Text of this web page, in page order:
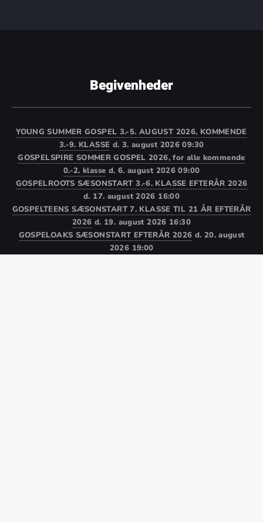
Begivenheder
YOUNG SUMMER GOSPEL 3.-5. AUGUST 2026, KOMMENDE
3.-9. KLASSE d. 3. august 2026 09:30
GOSPELSPIRE SOMMER GOSPEL 2026, for alle kommende
0.-2. klasse d. 6. august 2026 09:00
GOSPELROOTS SÆSONSTART 3.-6. KLASSE EFTERÅR 2026
d. 17. august 2026 16:00
GOSPELTEENS SÆSONSTART 7. KLASSE TIL 21 ÅR EFTERÅR
2026 d. 19. august 2026 16:30
GOSPELOAKS SÆSONSTART EFTERÅR 2026 d. 20. august
2026 19:00